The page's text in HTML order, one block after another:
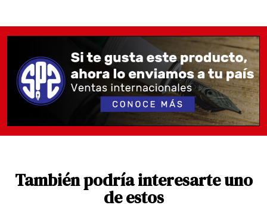
incluye una pluma marca noodlers gratis.
Para lograr efectos y colores espectaculares como
los de Noodlers se utilizan químicos que podrían
dañar componentes de plumas vintages.
Recomendamos el aseo adecuado de tu pluma (lavar
una vez al mes) y uso constante de tu pluma cargada
También podría interesarte uno
de estos